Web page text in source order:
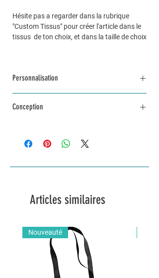
Hésite pas a regarder dans la rubrique
"Custom Tissus" pour créer l'article dans le
tissus de ton choix, et dans la taille de choix
Personnalisation
et sur mesure, n’hésitez pas à me contacter
Conception
envies dans un délai d'une à deux semaines
selon stock disponible
Articles similaires
Nouveauté